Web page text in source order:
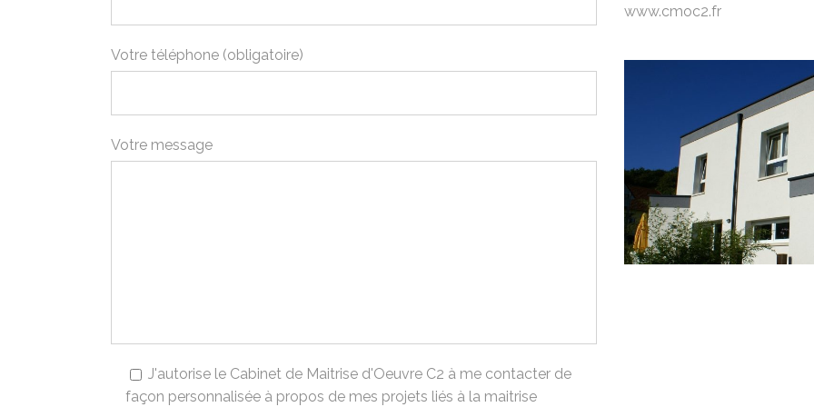
Votre téléphone (obligatoire)
Votre message
J'autorise le Cabinet de Maitrise d'Oeuvre C2 à me contacter de
façon personnalisée à propos de mes projets liés à la maitrise
www.cmoc2.fr